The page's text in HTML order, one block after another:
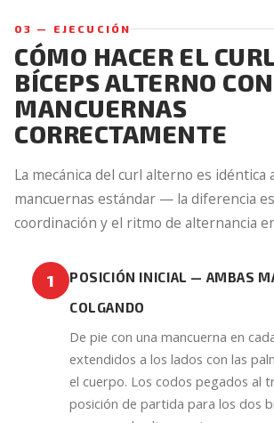
03 — EJECUCIÓN
CÓMO HACER EL
BÍCEPS ALTERNO CON
MANCUERNAS
CORRECTAMENTE
La mecánica del curl alterno es idéntica
mancuernas estándar — la diferencia
coordinación y el ritmo de alternancia
1
POSICIÓN INICIAL — AMBAS
COLGANDO
De pie con una mancuerna en
extendidos a los lados con las
el cuerpo. Los codos pegados al
posición de partida para los dos